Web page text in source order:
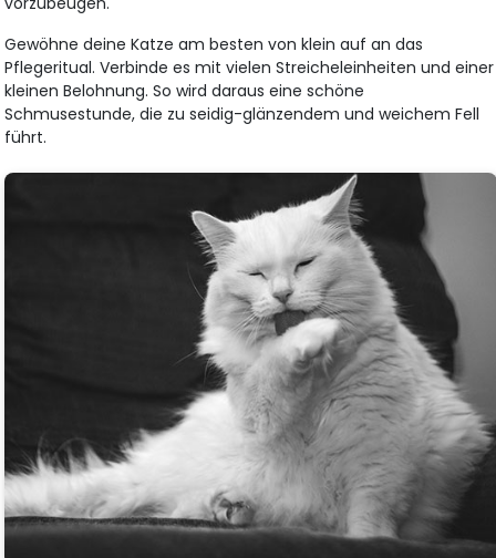
Gewöhne deine Katze am besten von klein auf an das
Pflegeritual. Verbinde es mit vielen Streicheleinheiten und einer
kleinen Belohnung. So wird daraus eine schöne
Schmusestunde, die zu seidig-glänzendem und weichem Fell
führt.